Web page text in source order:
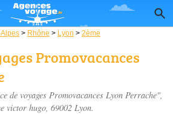
> Rhône > Lyon > 2ème
Promovacances
de voyages Promovacances Lyon Perrache",
victor hugo, 69002 Lyon.